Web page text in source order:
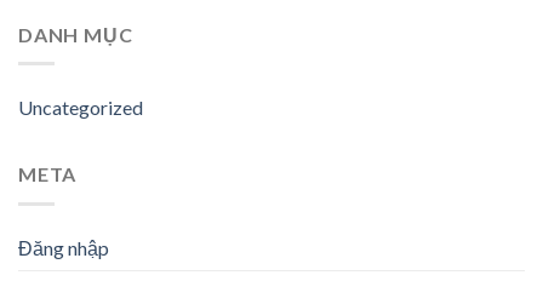
DANH MỤC
Uncategorized
META
Đăng nhập